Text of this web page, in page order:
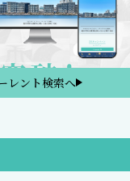
レント検索へ